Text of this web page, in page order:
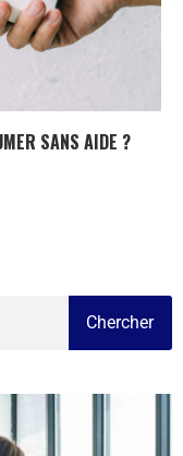
SANS AIDE ?
Chercher